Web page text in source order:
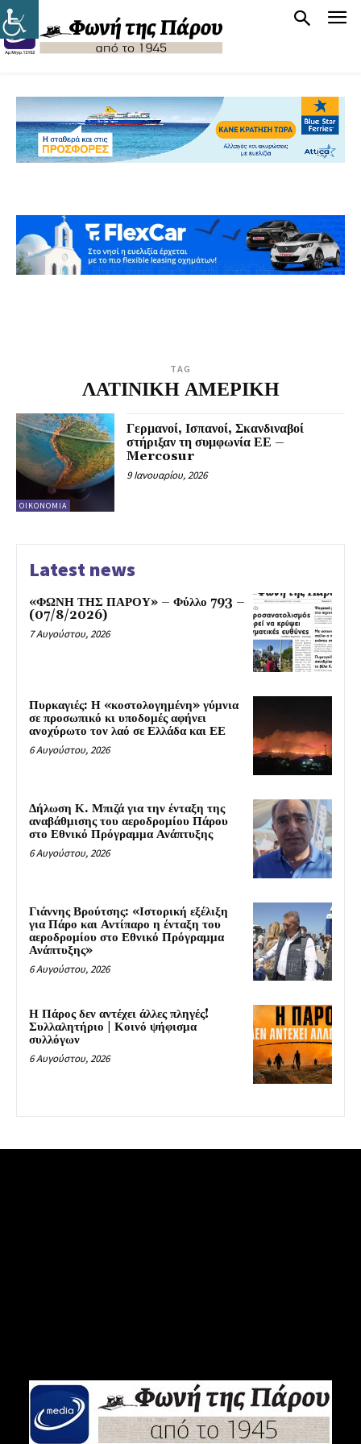
TAG
ΛΑΤΙΝΙΚΗ ΑΜΕΡΙΚΗ
ΟΙΚΟΝΟΜΊΑ
Γερμανοί, Ισπανοί, Σκανδιναβοί
στήριξαν τη συμφωνία ΕΕ –
Mercosur
9 Ιανουαρίου, 2026
Latest news
«ΦΩΝΗ ΤΗΣ ΠΑΡΟΥ» – Φύλλο 793 –
(07/8/2026)
7 Αυγούστου, 2026
Πυρκαγιές: Η «κοστολογημένη» γύμνια
σε προσωπικό κι υποδομές αφήνει
ανοχύρωτο τον λαό σε Ελλάδα και ΕΕ
6 Αυγούστου, 2026
Δήλωση Κ. Μπιζά για την ένταξη της
αναβάθμισης του αεροδρομίου Πάρου
στο Εθνικό Πρόγραμμα Ανάπτυξης
6 Αυγούστου, 2026
Γιάννης Βρούτσης: «Ιστορική εξέλιξη
για Πάρο και Αντίπαρο η ένταξη του
αεροδρομίου στο Εθνικό Πρόγραμμα
Ανάπτυξης»
6 Αυγούστου, 2026
Η Πάρος δεν αντέχει άλλες πληγές!
Συλλαλητήριο | Κοινό ψήφισμα
συλλόγων
6 Αυγούστου, 2026